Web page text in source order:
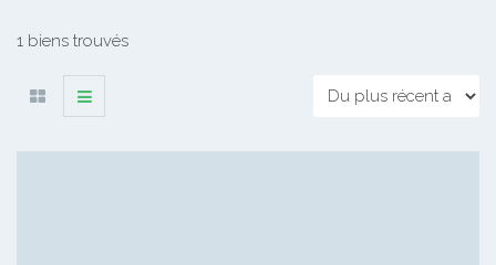
1 biens trouvés